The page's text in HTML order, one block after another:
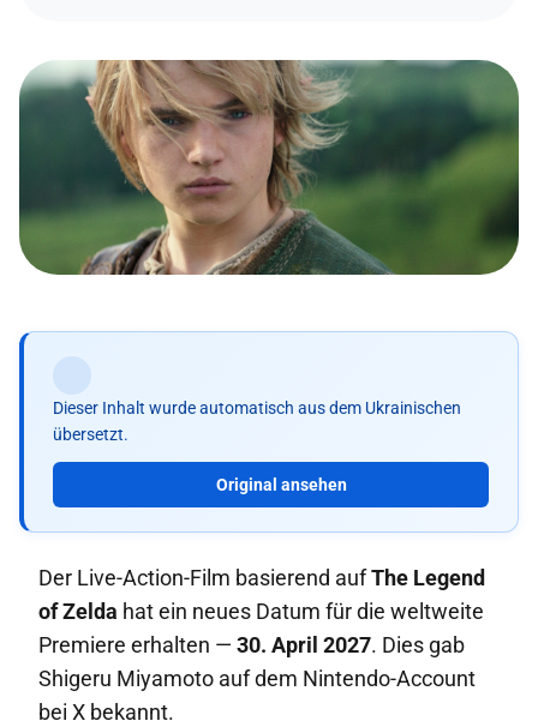
Dieser Inhalt wurde automatisch aus dem Ukrainischen
übersetzt.
Original ansehen
Der Live-Action-Film basierend aufThe Legend
of Zelda hat ein neues Datum für die weltweite
Premiere erhalten — 30. April 2027. Dies gab
Shigeru Miyamoto auf dem Nintendo-Account
bei X bekannt.